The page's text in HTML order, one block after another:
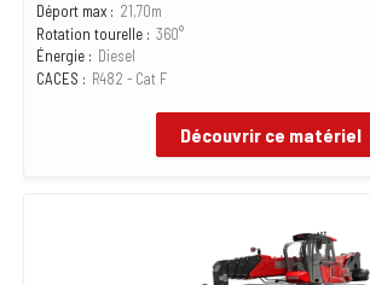
Déport max : 21,70m
Rotation tourelle : 360°
Énergie : Diesel
CACES : R482 - Cat F
Découvrir ce matériel